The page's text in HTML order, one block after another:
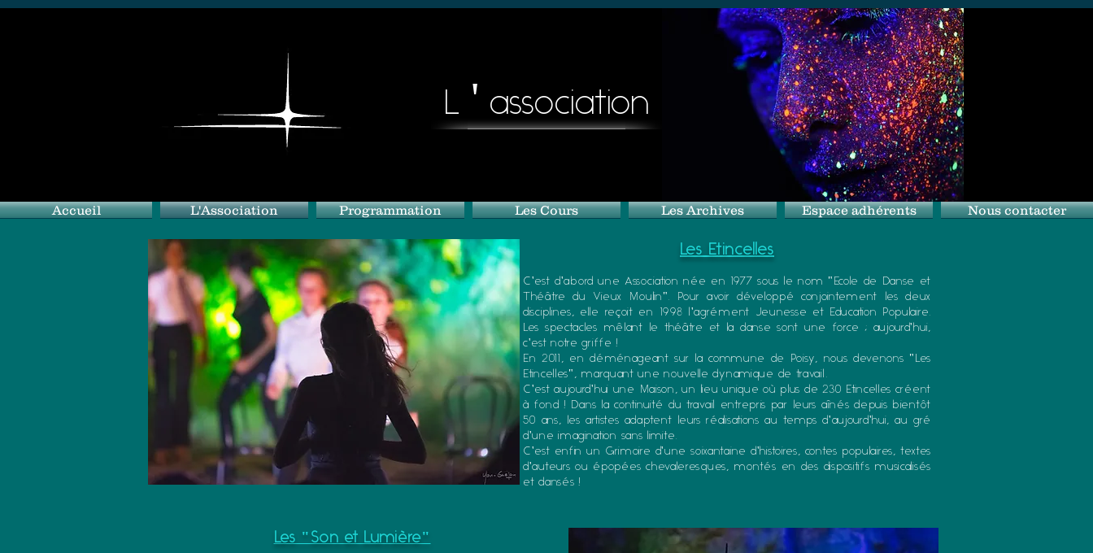
L ' association
Accueil L'Association Programmation Les Cours Les Archives Espace adhérents Nous contacter
Les Etincelles
C'est d'abord une Association née en 1977 sous le nom "Ecole de Danse et
Théâtre du Vieux Moulin". Pour avoir développé conjointement les deux
disciplines, elle reçoit en 1998 l'agrément Jeunesse et Education Populaire.
Les spectacles mêlant le théâtre et la danse sont une force ; aujourd'hui,
c'est notre griffe !
En 2011, en déménageant sur la commune de Poisy, nous devenons "Les
Etincelles", marquant une nouvelle dynamique de travail.
C'est aujourd'hui une Maison, un lieu unique où plus de 230 Etincelles créent
à fond ! Dans la continuité du travail entrepris par leurs aînés depuis bientôt
50 ans, les artistes adaptent leurs réalisations au temps d'aujourd'hui, au gré
d'une imagination sans limite.
C'est enfin un Grimoire d'une soixantaine d'histoires, contes populaires, textes
d'auteurs ou épopées chevaleresques, montés en des dispositifs musicalisés
et dansés !
Les "Son et Lumière"